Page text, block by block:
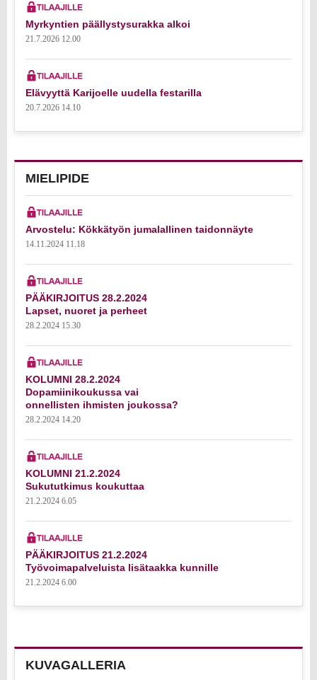
Myrkyntien päällystysurakka alkoi
21.7.2026 12.00
Elävyyttä Karijoelle uudella festarilla
20.7.2026 14.10
MIELIPIDE
Arvostelu: Kökkätyön jumalallinen taidonnäyte
14.11.2024 11.18
PÄÄKIRJOITUS 28.2.2024
Lapset, nuoret ja perheet
28.2.2024 15.30
KOLUMNI 28.2.2024
Dopamiinikoukussa vai
onnellisten ihmisten joukossa?
28.2.2024 14.20
KOLUMNI 21.2.2024
Sukututkimus koukuttaa
21.2.2024 6.05
PÄÄKIRJOITUS 21.2.2024
Työvoimapalveluista lisätaakka kunnille
21.2.2024 6.00
KUVAGALLERIA